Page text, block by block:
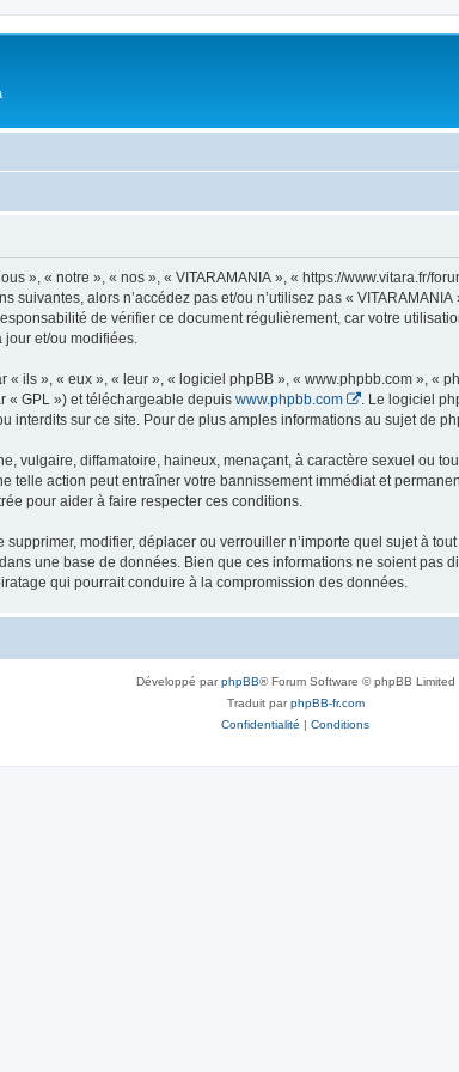
», « notre », « nos », « VITARAMANIA », « https://www.vitara.fr/
suivantes, alors n’accédez pas et/ou n’utilisez pas «
de vérifier ce document régulièrement, car votre
et/ou modifiées.
ils », « eux », « leur », « logiciel phpBB », « www.phpbb.com », «
« GPL ») et téléchargeable depuis www.phpbb.com
. Le logiciel
interdits sur ce site. Pour de plus amples informations au sujet de
vulgaire, diffamatoire, haineux, menaçant, à caractère sexuel ou
telle action peut entraîner votre bannissement immédiat et
pour aider à faire respecter ces conditions.
modifier, déplacer ou verrouiller n’importe quel sujet à
une base de données. Bien que ces informations ne soient pas
qui pourrait conduire à la compromission des données.
Développé parphpBB® Forum Software © phpBB Limited
Traduit parphpBB-fr.com
Confidentialité | Conditions